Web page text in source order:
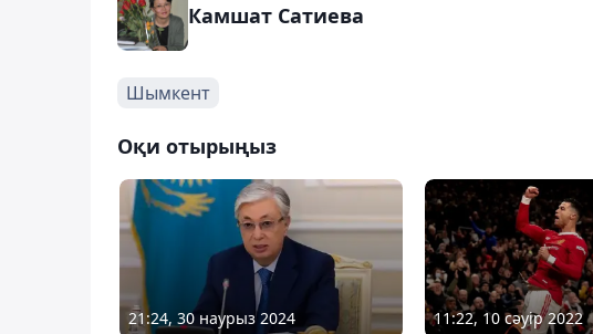
Камшат Сатиева
Шымкент
Оқи отырыңыз
21:24, 30 наурыз 2024 11:22, 10 сәуір 2022